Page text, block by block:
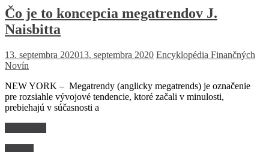
Čo je to koncepcia megatrendov J.
Naisbitta
13. septembra 202013. septembra 2020 Encyklopédia Finančných
Novín
NEW YORK – Megatrendy (anglicky megatrends) je označenie
pre rozsiahle vývojové tendencie, ktoré začali v minulosti,
prebiehajú v súčasnosti a